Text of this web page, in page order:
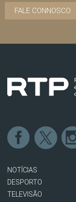
FALE CONNOSCO
NOTÍCIAS
DESPORTO
TELEVISÃO